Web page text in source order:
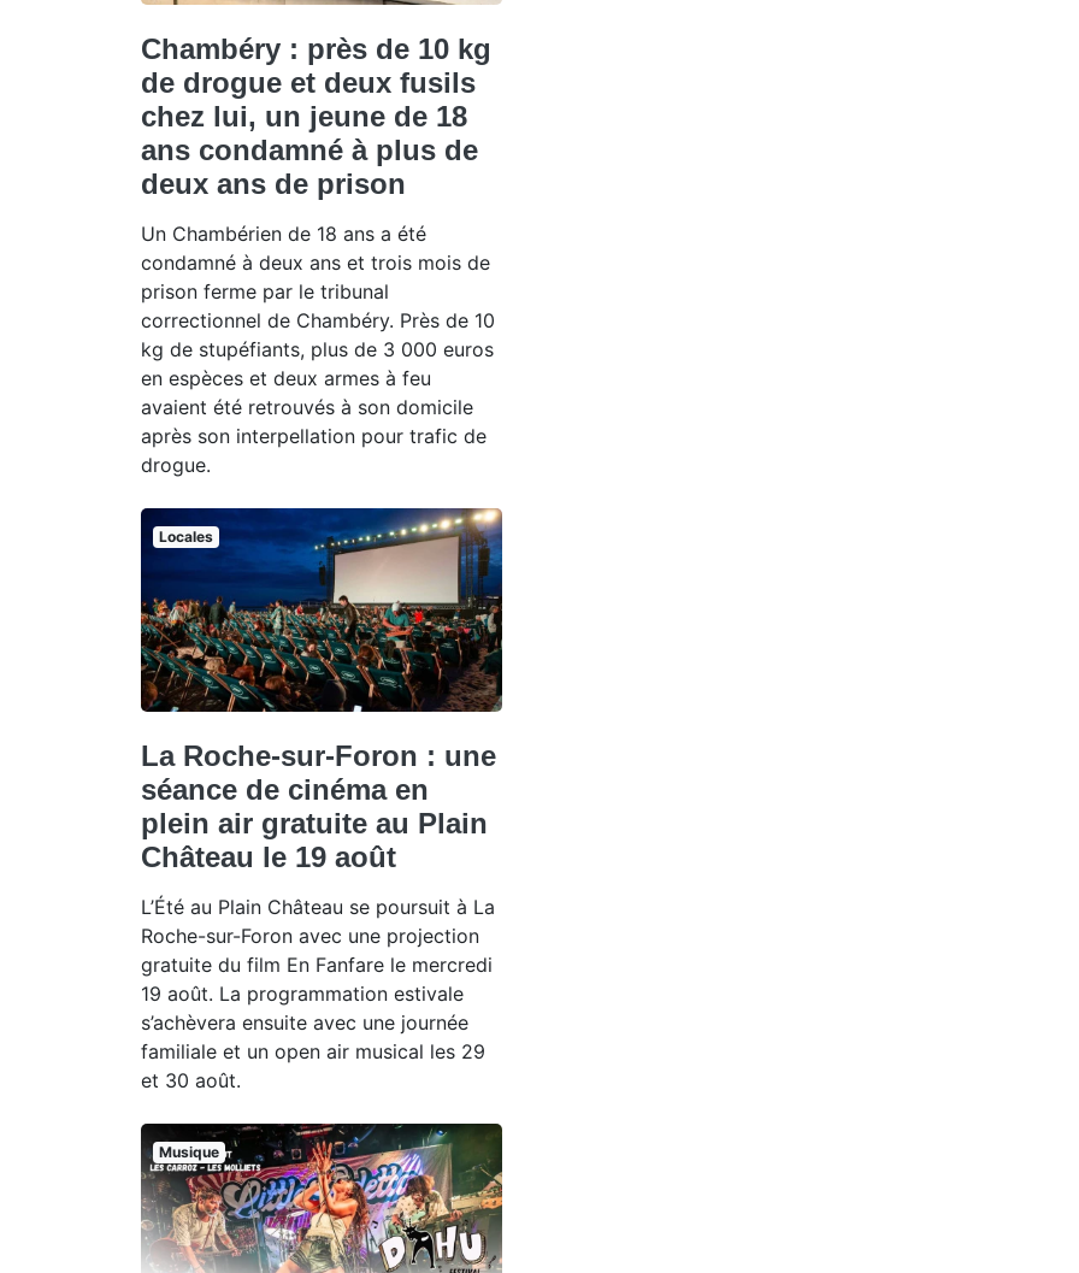
Chambéry : près de 10 kg
de drogue et deux fusils
chez lui, un jeune de 18
ans condamné à plus de
deux ans de prison
Un Chambérien de 18 ans a été
condamné à deux ans et trois mois de
prison ferme par le tribunal
correctionnel de Chambéry. Près de 10
kg de stupéfiants, plus de 3 000 euros
en espèces et deux armes à feu
avaient été retrouvés à son domicile
après son interpellation pour trafic de
drogue.
Locales
La Roche-sur-Foron : une
séance de cinéma en
plein air gratuite au Plain
Château le 19 août
L’Été au Plain Château se poursuit à La
Roche-sur-Foron avec une projection
gratuite du film En Fanfare le mercredi
19 août. La programmation estivale
s’achèvera ensuite avec une journée
familiale et un open air musical les 29
et 30 août.
Musique